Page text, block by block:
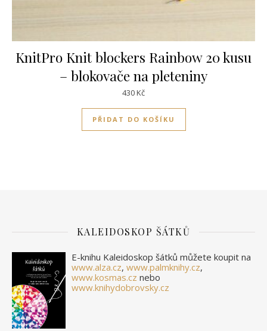
KnitPro Knit blockers Rainbow 20 kusu
– blokovače na pleteniny
430Kč
PŘIDAT DO KOŠÍKU
KALEIDOSKOP ŠÁTKŮ
E-knihu Kaleidoskop šátků můžete koupit na
www.alza.cz, www.palmknihy.cz,
www.kosmas.cz nebo
www.knihydobrovsky.cz